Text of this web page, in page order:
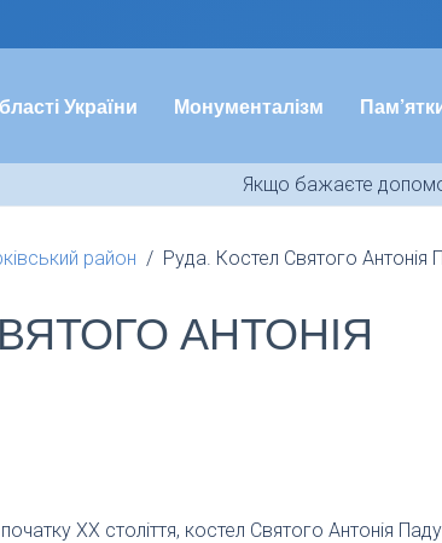
України Монументалізм
Якщо бажаєте
район Руда. Костел Святого Антонія
АНТОНІЯ
XX століття, костел Святого Антонія